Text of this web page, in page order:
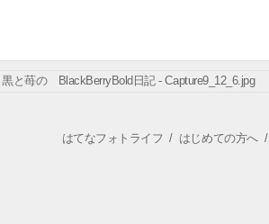
黒と苺の BlackBerryBold日記 - Capture9_12_6.jpg
はてなフォトライフ / はじめての方へ/